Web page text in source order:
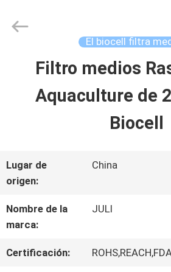
CASA
SOBRE
NOSOTROS
RECORRIDO
LuoX
Plastic
El biocell filtra
Filtro medios
Aquaculture de
Biocell
Lugar de
origen:
China
Nombre de la
marca:
JULI
Certificación: